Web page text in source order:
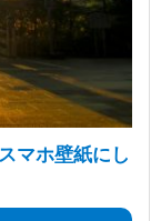
マホ壁紙にし